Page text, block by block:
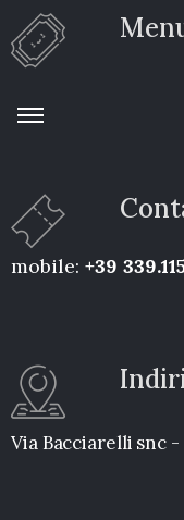
mobile: +39
Via Bacciarelli snc -